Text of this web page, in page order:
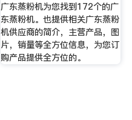
广东蒸粉机为您找到172个的广
东蒸粉机。也提供相关广东蒸粉
机供应商的简介，主营产品，图
片，销量等全方位信息，为您订
购产品提供全方位的。